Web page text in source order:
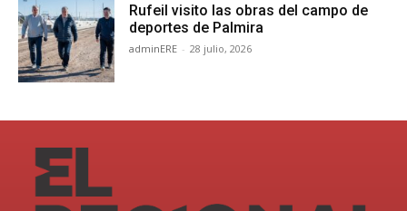
Rufeil visito las obras del campo de
deportes de Palmira
adminERE - 28 julio, 2026